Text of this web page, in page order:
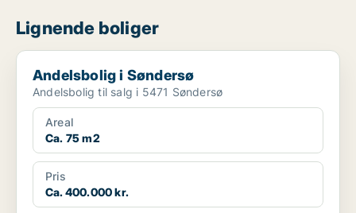
Lignende boliger
Andelsbolig i Søndersø
Andelsbolig i Søndersø
Andelsbolig til salg i 5471 Søndersø
Areal
Ca. 75 m2
Pris
Ca. 400.000 kr.